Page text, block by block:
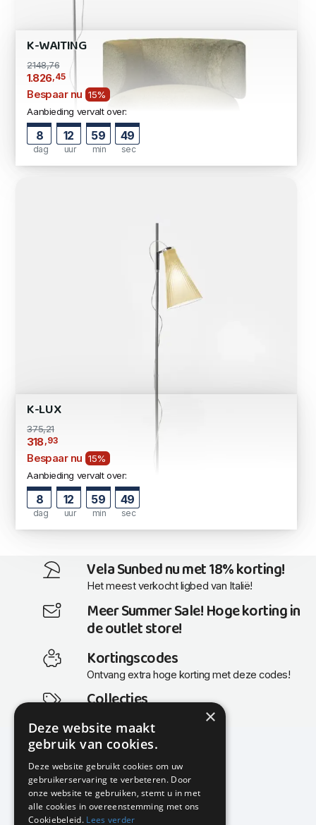
K-WAITING
2148,76
1.826,45
Bespaar nu 15%
Aanbieding vervalt over:
8
dag
12
uur
59
min
48
sec
K-LUX
375,21
318,93
Bespaar nu 15%
Aanbieding vervalt over:
8
dag
12
uur
59
min
48
sec
Vela Sunbed nu met 18% korting!
Het meest verkocht ligbed van Italië!
Meer Summer Sale! Hoge korting in
de outlet store!
Kortingscodes
Ontvang extra hoge korting met deze codes!
Collecties
Actuele en populaire collecties
KMP Kantoormeubilair
Airport Business Park
Frankfurtstraat 29-31
×
Deze website maakt
gebruik van cookies.
Deze website gebruikt cookies om uw
gebruikerservaring te verbeteren. Door
onze website te gebruiken, stemt u in met
alle cookies in overeenstemming met ons
Cookiebeleid. Lees verder